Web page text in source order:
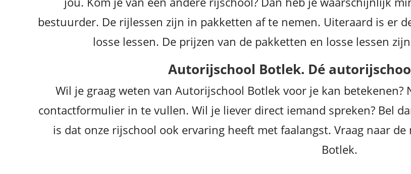
bestuurder. De rijlessen zijn in pakketten af te nemen. Uiteraard is er
losse lessen. De prijzen van de pakketten en losse lessen
Autorijschool Botlek. Dé
Wil je graag weten van Autorijschool Botlek voor je kan
contactformulier in te vullen. Wil je liever direct iemand spreken? Bel
is dat onze rijschool ook ervaring heeft met faalangst. Vraag naar
Botlek.